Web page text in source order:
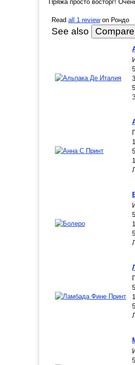
Пряжа просто восторг!
Read all 1 reviewon Рондо
See also